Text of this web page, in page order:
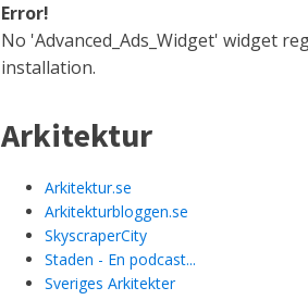
Error!
No 'Advanced_Ads_Widget' widget
installation.
Arkitektur
Arkitektur.se
Arkitekturbloggen.se
SkyscraperCity
Staden - En podcast...
Sveriges Arkitekter